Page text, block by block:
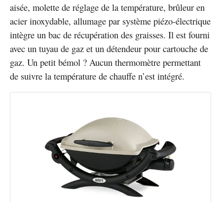
aisée, molette de réglage de la température, brûleur en
acier inoxydable, allumage par système piézo-électrique
intègre un bac de récupération des graisses. Il est fourni
avec un tuyau de gaz et un détendeur pour cartouche de
gaz. Un petit bémol ? Aucun thermomètre permettant
de suivre la température de chauffe n’est intégré.